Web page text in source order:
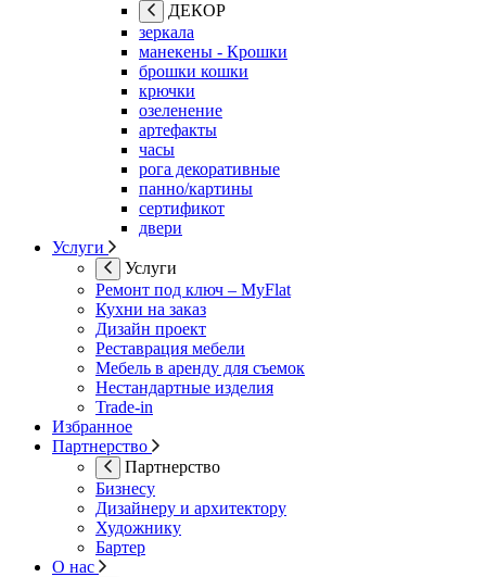
ДЕКОР
зеркала
манекены - Крошки
брошки кошки
крючки
озеленение
артефакты
часы
рога декоративные
панно/картины
сертификот
двери
Услуги
Услуги
Ремонт под ключ – MyFlat
Кухни на заказ
Дизайн проект
Реставрация мебели
Мебель в аренду для съемок
Нестандартные изделия
Trade-in
Избранное
Партнерство
Партнерство
Бизнесу
Дизайнеру и архитектору
Художнику
Бартер
О нас